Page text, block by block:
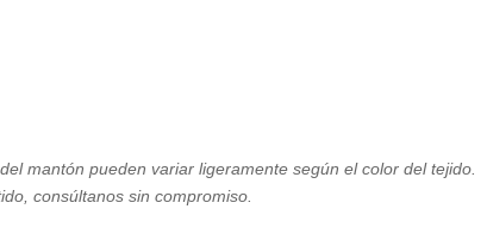
mantón pueden variar ligeramente según el color del tejido.
consúltanos sin compromiso.